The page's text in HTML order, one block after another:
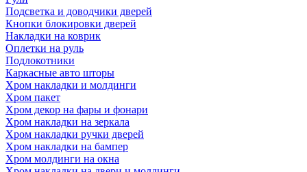
Подсветка и доводчики дверей
Кнопки блокировки дверей
Накладки на коврик
Оплетки на руль
Подлокотники
Каркасные авто шторы
Хром накладки и молдинги
Хром пакет
Хром декор на фары и фонари
Хром накладки на зеркала
Хром накладки ручки дверей
Хром накладки на бампер
Хром молдинги на окна